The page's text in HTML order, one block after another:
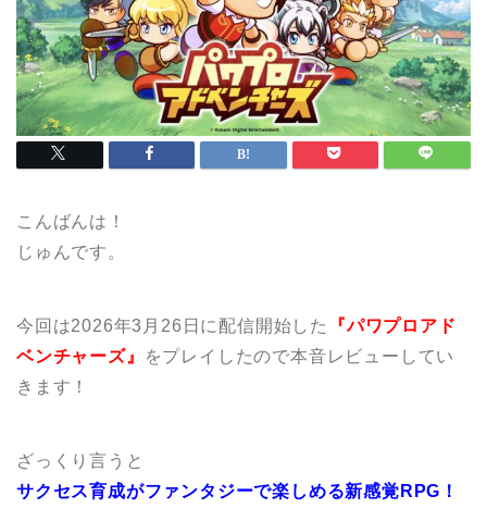
こんばんは！
じゅんです。
今回は2026年3月26日に配信開始した
『パワプロアド
ベンチャーズ』
をプレイしたので本音レビューしてい
きます！
ざっくり言うと
サクセス育成がファンタジーで楽しめる新感覚RPG！